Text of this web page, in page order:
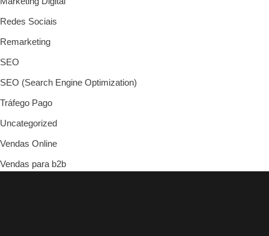
Redes Sociais
Remarketing
SEO
SEO (Search Engine Optimization)
Tráfego Pago
Uncategorized
Vendas Online
Vendas para b2b